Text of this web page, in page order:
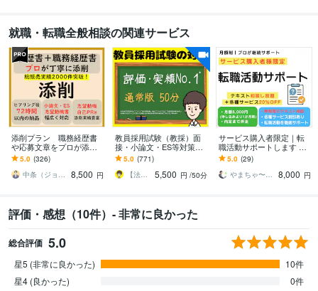
就職・転職全般相談の関連サービス
添削プラン 職務経歴書
や応募文章をプロが添削
します プロ品質の文章を
作成/結果に直結 総販売
実績2000件突破
5.0 (326)
中条（ジョインキャリアオフィス）
8,500 円
教員採用試験（教採）面
接・小論文・ES等対策し
ます ✨場面指導･集団討
論・模擬授業・指導案・
教養・願書なども❗️
5.0 (771)
【法人】教員採用試験対策の合同会社ユウ
5,500 円 /50分
サービス購入者限定｜転
職活動サポートします 月
額制・テキスト相談し放
題＋各種サービス約20％
OFF
5.0 (29)
やまちゃ〜転職・就職支援〜
8,000 円
評価・感想（10件）- 非常に良かった
総合評価 5.0
星5 (非常に良かった)
10件
星4 (良かった)
0件